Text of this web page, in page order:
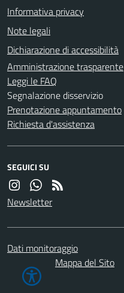
Informativa privacy
Note legali
Dichiarazione di accessibilità
Amministrazione trasparente
Leggi le FAQ
Segnalazione disservizio
Prenotazione appuntamento
Richiesta d'assistenza
SEGUICI SU
Newsletter
Dati monitoraggio
Mappa del Sito